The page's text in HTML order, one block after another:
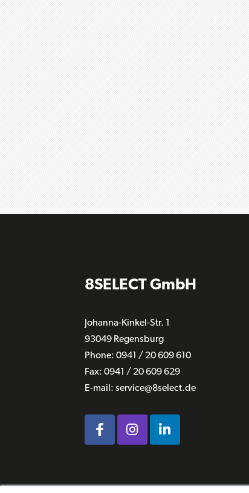
8SELECT GmbH
Johanna-Kinkel-Str. 1
93049 Regensburg
Phone: 0941 / 20 609 610
Fax: 0941 / 20 609 629
E-mail: service@8select.de